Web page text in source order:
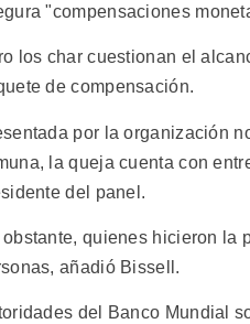
"compensaciones
los char cuestionan el
de compensación.
por la organización
la queja cuenta con
del panel.
obstante, quienes hicieron la
añadió Bissell.
del Banco Mundial